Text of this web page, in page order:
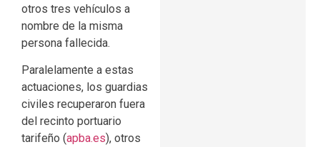
otros tres vehículos a
nombre de la misma
persona fallecida.
Paralelamente a estas
actuaciones, los guardias
civiles recuperaron fuera
del recinto portuario
tarifeño (apba.es), otros